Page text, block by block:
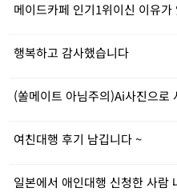
메이드카페 인기1위이신 이유가
행복하고 감사했습니다
(쏠메이트 아님주의)Ai사진으로
여친대행 후기 남깁니다 ~
일본에서 애인대행 신청한 사람